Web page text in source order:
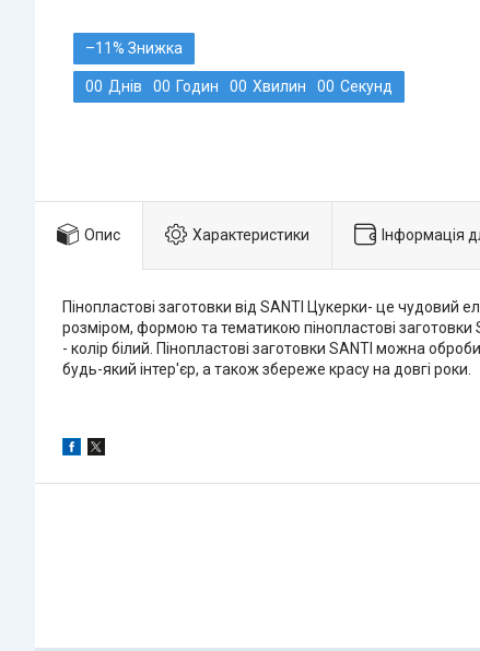
–11%
00 Днів 00 Годин 00 Хвилин 00 Секунд
Опис Характеристики Інформація
Пінопластові заготовки від SANTI Цукерки- це чудовий
розміром, формою та тематикою пінопластові заготовки
- колір білий. Пінопластові заготовки SANTI можна
будь-який інтер'єр, а також збереже красу на довгі роки.